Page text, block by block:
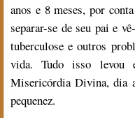
anos e 8 meses, por
separar-se de seu pai e
tuberculose e outros
vida. Tudo isso levou
Misericórdia Divina, dia
pequenez.